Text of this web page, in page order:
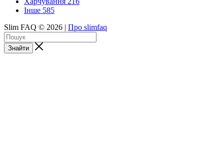
Інше 585
Slim FAQ © 2026 | Про slimfaq
Знайти